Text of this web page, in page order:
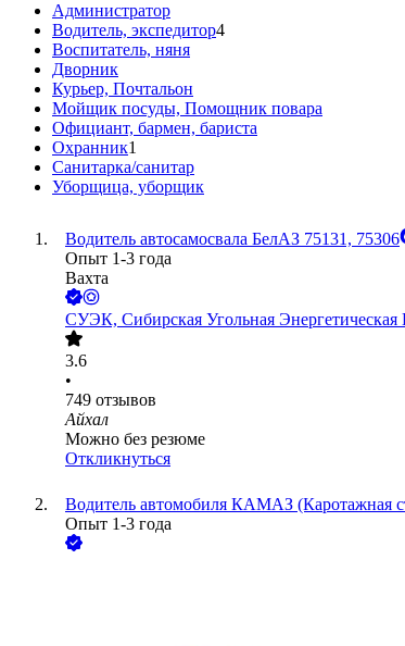
Администратор
Водитель, экспедитор4
Воспитатель, няня
Дворник
Курьер, Почтальон
Мойщик посуды, Помощник повара
Официант, бармен, бариста
Охранник1
Санитарка/санитар
Уборщица, уборщик
Водитель автосамосвала БелАЗ 75131, 75306
Опыт 1-3 года
Вахта
СУЭК, Сибирская Угольная Энергетическая
3.6
•
749 отзывов
Айхал
Можно без резюме
Откликнуться
Водитель автомобиля КАМАЗ (Каротажная
Опыт 1-3 года